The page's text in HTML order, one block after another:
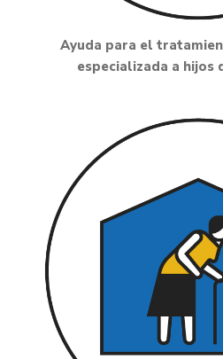
Ayuda para el
especializada a hijos